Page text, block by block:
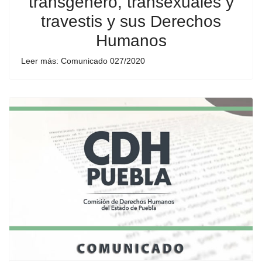
travestis y sus Derechos
Humanos
Leer más: Comunicado 027/2020